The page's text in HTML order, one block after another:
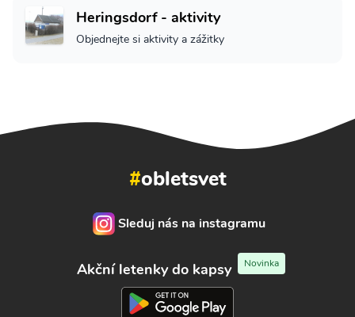
Heringsdorf - aktivity
Objednejte si aktivity a zážitky
#obletsvet
Sleduj nás na instagramu
Akční letenky do kapsy Novinka